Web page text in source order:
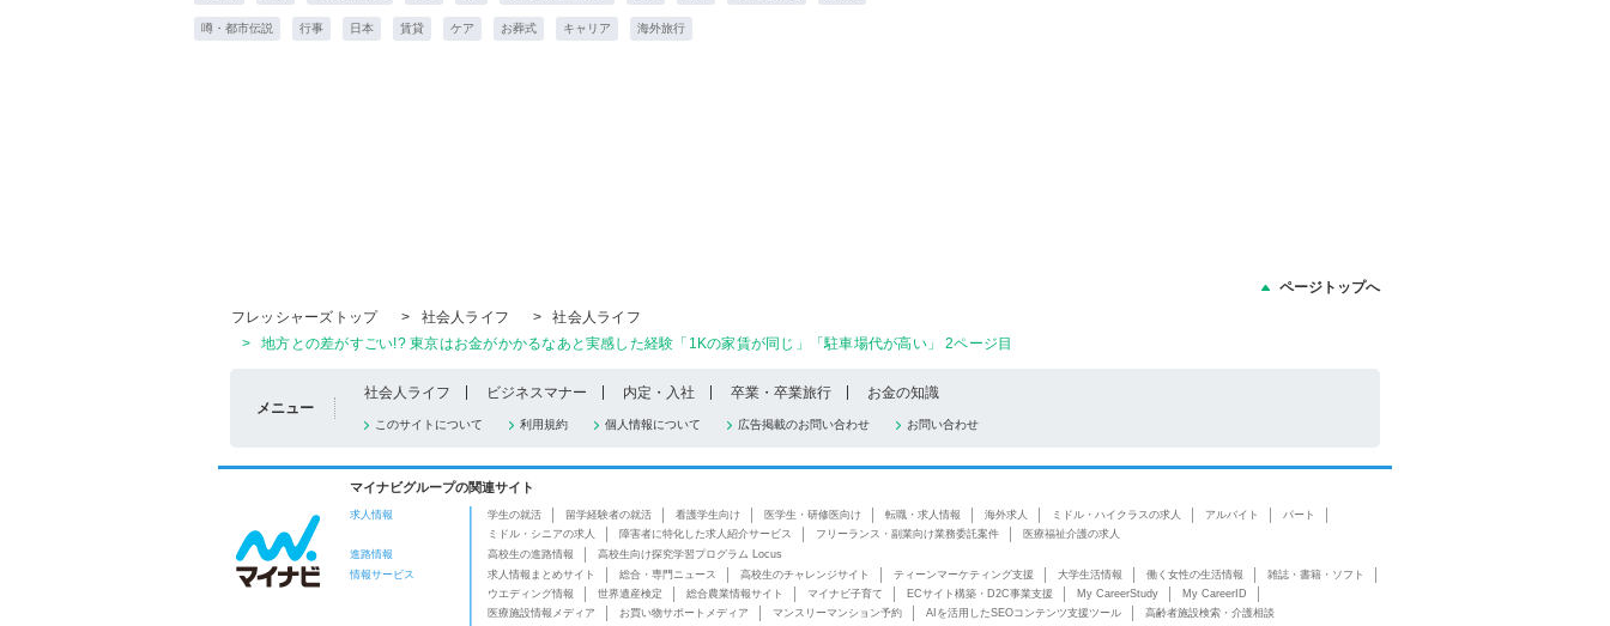
噂・都市伝説 行事 日本 賃貸 ケア お葬式 キャリア 海外旅行
ページトップへ
フレッシャーズトップ
> 社会人ライフ >
社会人ライフ
>
地方との差がすごい!? 東京はお金がかかるなあと実感した経験「1Kの家賃が同じ」「駐車場代が高い」 2ページ目
メニュー
社会人ライフ ビジネスマナー 内定・入社 卒業・卒業旅行 お金の知識
このサイトについて 利用規約 個人情報について 広告掲載のお問い合わせ お問い合わせ
マイナビグループの関連サイト
求人情報 学生の就活 留学経験者の就活 看護学生向け 医学生・研修医向け 転職・求人情報 海外求人 ミドル・ハイクラスの求人 アルバイト
パート
ミドル・シニアの求人
障害者に特化した求人紹介サービス フリーランス・副業向け業務委託案件
医療福祉介護の求人
進路情報
高校生の進路情報
高校生向け探究学習プログラム Locus
情報サービス
求人情報まとめサイト 総合・専門ニュース 高校生のチャレンジサイト ティーンマーケティング支援 大学生活情報 働く女性の生活情報
雑誌・書籍・ソフト
ウエディング情報
世界遺産検定 総合農業情報サイト マイナビ子育て ECサイト構築・D2C事業支援 My CareerStudy
My CareerID
医療施設情報メディア
お買い物サポートメディア マンスリーマンション予約 AIを活用したSEOコンテンツ支援ツール 高齢者施設検索・介護相談